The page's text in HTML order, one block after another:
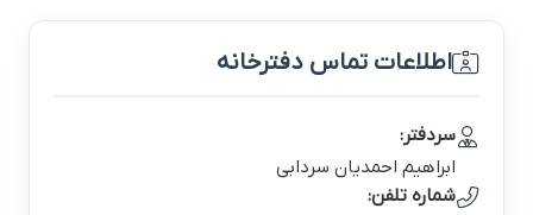
اطلاعات تماس دفترخانه
سردفتر:
ابراهيم احمديان سردابي
شماره تلفن: